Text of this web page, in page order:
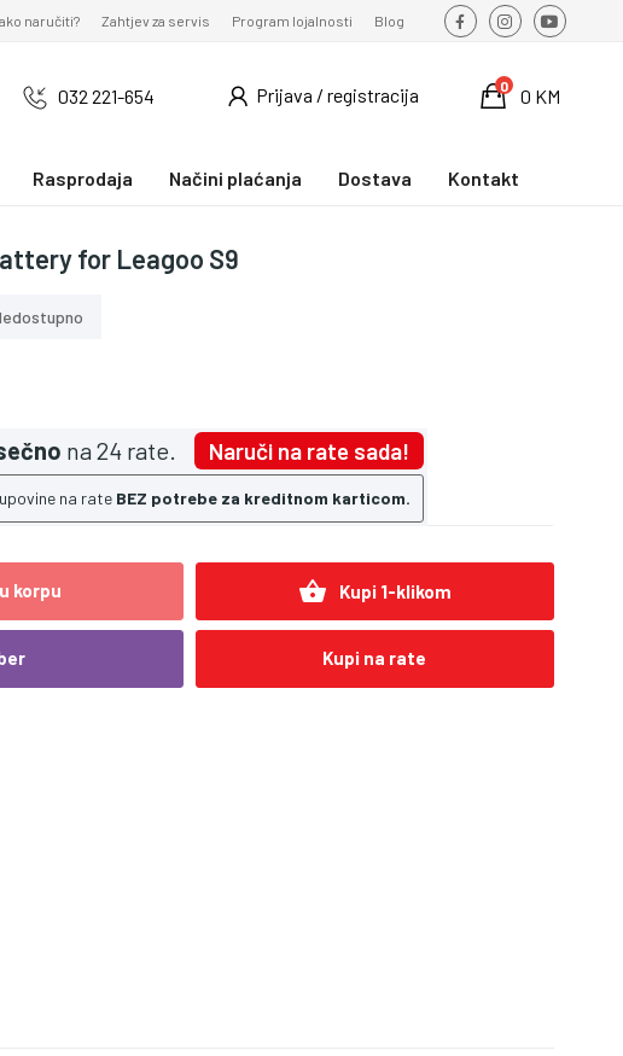
naručiti? Zahtjev za servis Program lojalnosti Blog
032 221-654 Prijava / registracija 0 KM
0
Rasprodaja Načini plaćanja Dostava Kontakt
for Leagoo S9
na 24 rate. Naruči na rate sada!
na rate BEZ potrebe za kreditnom karticom.
korpu shopping_basket Kupi 1-klikom
Kupi na rate